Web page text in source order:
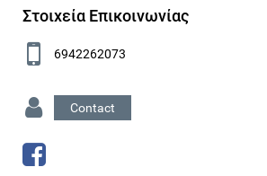
Στοιχεία Επικοινωνίας
6942262073
Contact